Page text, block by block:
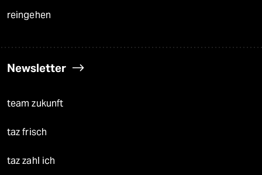
reingehen
Newsletter
team zukunft
taz frisch
taz zahl ich